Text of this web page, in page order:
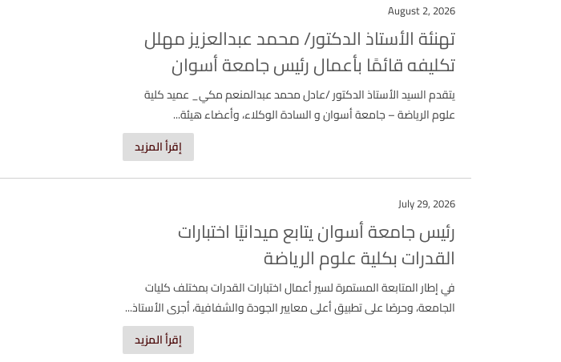
August 2, 2026
تهنئة الأستاذ الدكتور/ محمد عبدالعزيز مهلل
تكليفه قائمًا بأعمال رئيس جامعة أسوان
يتقدم السيد الأستاذ الدكتور /عادل محمد عبدالمنعم مكي_ عميد كلية
علوم الرياضة – جامعة أسوان و السادة الوكلاء، وأعضاء هيئة...
إقرأ المزيد
July 29, 2026
رئيس جامعة أسوان يتابع ميدانيًا اختبارات
القدرات بكلية علوم الرياضة
في إطار المتابعة المستمرة لسير أعمال اختبارات القدرات بمختلف كليات
الجامعة، وحرصًا على تطبيق أعلى معايير الجودة والشفافية، أجرى الأستاذ...
إقرأ المزيد